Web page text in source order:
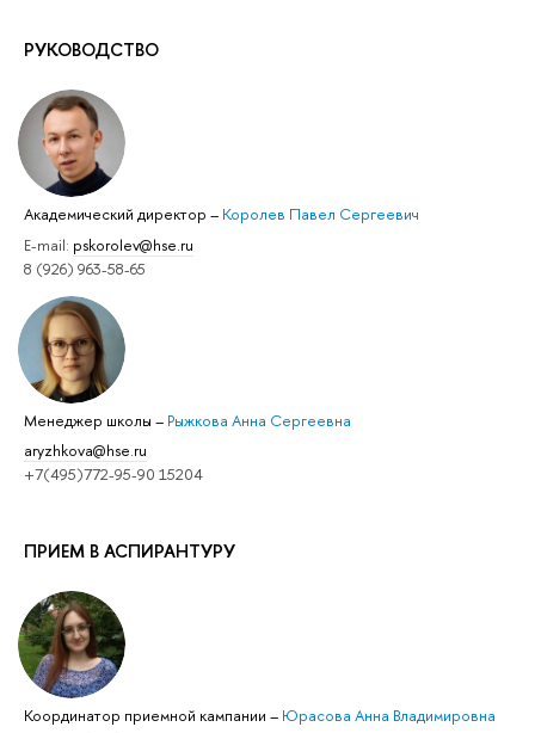
РУКОВОДСТВО
Академический директор – Королев Павел Сергеевич
E-mail: pskorolev@hse.ru
8 (926) 963-58-65
Менеджер школы – Рыжкова Анна Сергеевна
aryzhkova@hse.ru
+7(495)772-95-90 15204
ПРИЕМ В АСПИРАНТУРУ
Координатор приемной кампании – Юрасова Анна Владимировна